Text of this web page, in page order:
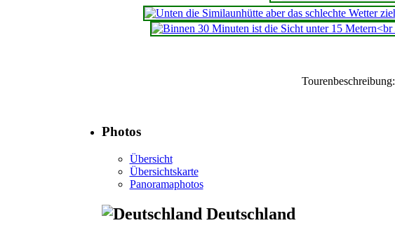
Tourenbeschreibung:
Photos
Übersicht
Übersichtskarte
Panoramaphotos
Deutschland